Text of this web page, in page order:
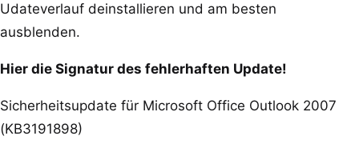
Udateverlauf deinstallieren und am besten
ausblenden.
Hier die Signatur des fehlerhaften Update!
Sicherheitsupdate für Microsoft Office Outlook 2007
(KB3191898)